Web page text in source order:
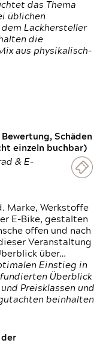
das Thema
üblichen
Lackhersteller
die
aus physikalisch-
Schäden
einzeln buchbar)
& E-
Marke, Werkstoffe
E-Bike, gestalten
offen und nach
Veranstaltung
über…
Einstieg in
Überblick
Preisklassen und
beinhalten
der